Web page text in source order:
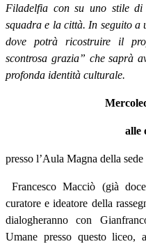
Filadelfia con su uno stile
squadra e la città. In seguito a
dove potrà ricostruire il
scontrosa grazia” che saprà
profonda identità culturale.
alle
presso l’Aula Magna della
Francesco Macciò (già
curatore e ideatore della
dialogheranno con
Umane presso questo liceo,